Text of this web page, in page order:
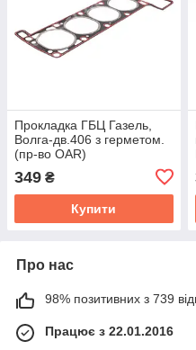
Прокладка ГБЦ Газель,
Волга-дв.406 з герметом.
(пр-во OAR)
349 ₴
Купити
Про нас
98% позитивних з 739
Працює з 22.01.2016